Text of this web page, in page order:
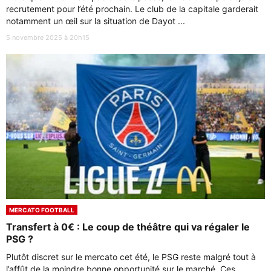
recrutement pour l’été prochain. Le club de la capitale garderait
notamment un œil sur la situation de Dayot ...
5 novembre 2025 à 20h15
MERCATO FOOTBALL
Transfert à 0€ : Le coup de théâtre qui va régaler le
PSG ?
Plutôt discret sur le mercato cet été, le PSG reste malgré tout à